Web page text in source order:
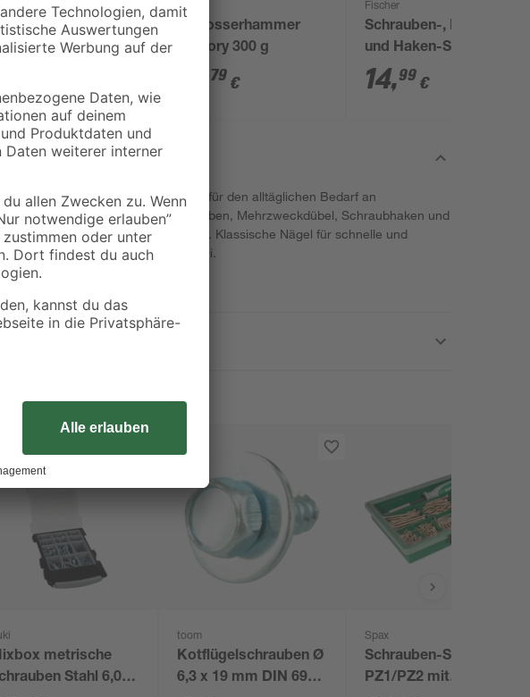
200 g
toom
Schlosserhammer
Hickory 300 g
79 €
Fischer
Schrauben-, Dübel-
und Haken-Set
'Meisterbox
DuoPower+' 160-
14,99 €
Haushalt' findest du alles was du für den alltäglichen Bedarf an
benötigst. Universalschrauben, Mehrzweckdübel, Schraubhaken und
sind in der Box enthalten. Klassische Nägel für schnelle und
auf Holz sind auch dabei.
metrische
Stahl 6,0 -
toom
Kotflügelschrauben Ø
6,3 x 19 mm DIN 6901
Spax
Schrauben-Set
PZ1/PZ2 mit